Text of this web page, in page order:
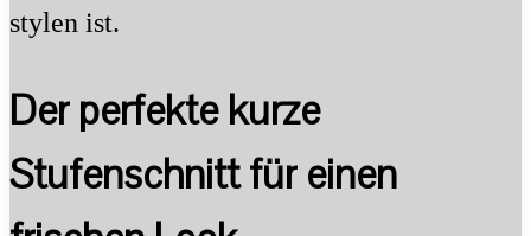
stylen ist.
Der perfekte kurze
Stufenschnitt für einen